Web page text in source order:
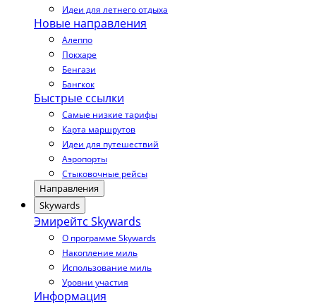
Идеи для летнего отдыха
Новые направления
Алеппо
Покхаре
Бенгази
Бангкок
Быстрые ссылки
Самые низкие тарифы
Карта маршрутов
Идеи для путешествий
Аэропорты
Стыковочные рейсы
Направления
Skywards
Эмирейтс Skywards
О программе Skywards
Накопление миль
Использование миль
Уровни участия
Информация